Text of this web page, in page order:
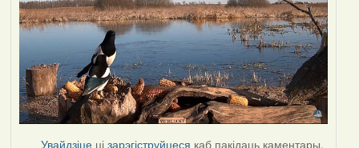
Увайдзіце цізарэгіструйцеся каб пакідаць каментары.